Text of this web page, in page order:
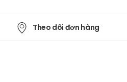
Theo dõi đơn hàng